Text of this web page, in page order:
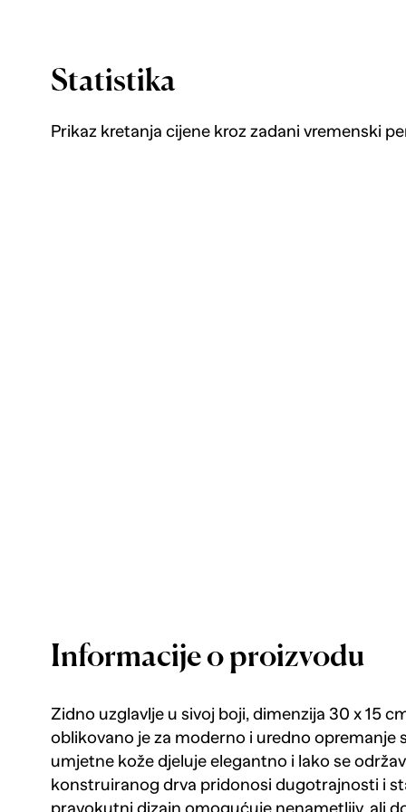
Statistika
Prikaz kretanja cijene kroz zadani vremenski
Informacije o proizvodu
Zidno uzglavlje u sivoj boji, dimenzija 30 x 15
oblikovano je za moderno i uredno opremanje
umjetne kože djeluje elegantno i lako se
konstruiranog drva pridonosi dugotrajnosti i
pravokutni dizajn omogućuje nenametljiv, ali